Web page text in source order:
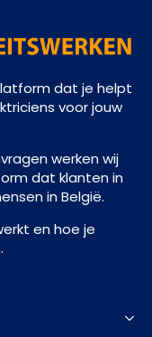
dat je helpt
voor jouw
werken wij
dat klanten in
in België.
en hoe je